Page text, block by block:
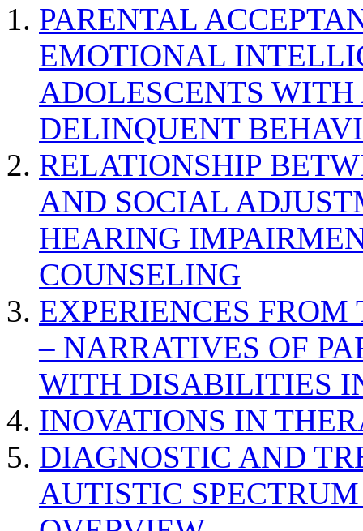
PARENTAL
EMOTIONAL
ADOLESCENTS
DELINQUENT
RELATIONSHIP
AND SOCIAL
HEARING
COUNSELING
EXPERIENCES
– NARRATIVES OF
WITH DISABILITIES
INOVATIONS IN
DIAGNOSTIC AND
AUTISTIC